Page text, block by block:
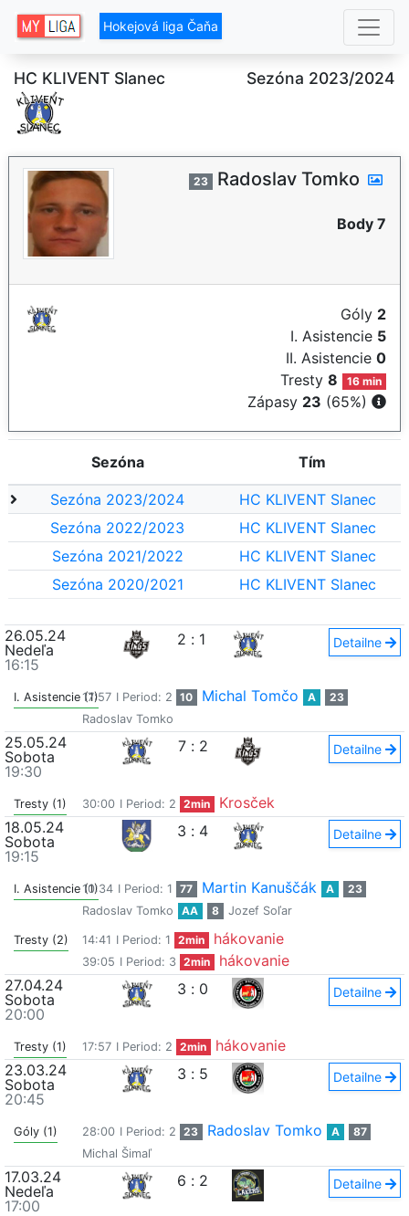
Hokejová liga Čaňa
HC KLIVENT Slanec Sezóna 2023/2024
23 Radoslav Tomko
Body 7
Góly 2
I. Asistencie 5
II. Asistencie 0
Tresty8 16 min
Zápasy 23 (65%)
Sezóna Tím
Sezóna 2023/2024
HC KLIVENT Slanec
Sezóna 2022/2023
HC KLIVENT Slanec
Sezóna 2021/2022
HC KLIVENT Slanec
Sezóna 2020/2021
HC KLIVENT Slanec
26.05.24
Nedeľa
16:15
2 : 1 Detailne
I. Asistencie (1)17:57 I Period: 2 10 Michal Tomčo A
23
Radoslav Tomko
25.05.24
Sobota
19:30
7 : 2 Detailne
Tresty (1) 30:00 I Period: 2 2min
Krosček
18.05.24
Sobota
19:15
3 : 4 Detailne
I. Asistencie (1)10:34 I Period: 1 77 Martin Kanuščák A
23
Radoslav Tomko
AA 8 Jozef Soľar
Tresty (2) 14:41 I Period: 1 2min hákovanie
39:05 I Period: 3 2min
hákovanie
27.04.24
Sobota
20:00
3 : 0 Detailne
Tresty (1) 17:57 I Period: 2 2min
hákovanie
23.03.24
Sobota
20:45
3 : 5 Detailne
Góly (1) 28:00 I Period: 2 23 Radoslav Tomko A
87
Michal Šimaľ
17.03.24
Nedeľa
17:00
6 : 2 Detailne